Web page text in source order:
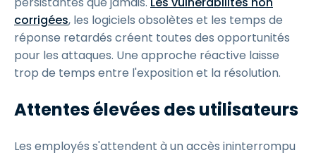
corrigées, les logiciels obsolètes et les temps de
réponse retardés créent toutes des opportunités
pour les attaques. Une approche réactive laisse
trop de temps entre l'exposition et la résolution.
Attentes élevées des utilisateurs
Les employés s'attendent à un accès ininterrompu